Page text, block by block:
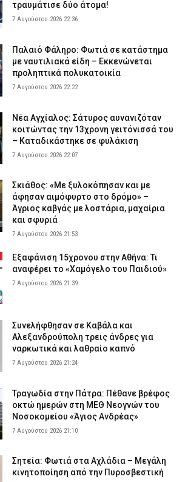
τραυμάτισε δύο άτομα!
7 Αυγούστου 2026 22:36
Παλαιό Φάληρο: Φωτιά σε κατάστημα
με ναυτιλιακά είδη – Εκκενώνεται
προληπτικά πολυκατοικία
7 Αυγούστου 2026 22:22
Νέα Αγχίαλος: Σάτυρος αυνανιζόταν
κοιτώντας την 13χρονη γειτόνισσά του
– Καταδικάστηκε σε φυλάκιση
7 Αυγούστου 2026 22:07
Σκιάθος: «Με ξυλοκόπησαν και με
άφησαν αιμόφυρτο στο δρόμο» –
Άγριος καβγάς με λοστάρια, μαχαίρια
και σφυριά
7 Αυγούστου 2026 21:53
Εξαφάνιση 15χρονου στην Αθήνα: Τι
αναφέρει το «Χαμόγελο του Παιδιού»
7 Αυγούστου 2026 21:39
Συνελήφθησαν σε Καβάλα και
Αλεξανδρούπολη τρεις άνδρες για
ναρκωτικά και λαθραίο καπνό
7 Αυγούστου 2026 21:24
Τραγωδία στην Πάτρα: Πέθανε βρέφος
οκτώ ημερών στη ΜΕΘ Νεογνών του
Νοσοκομείου «Άγιος Ανδρέας»
7 Αυγούστου 2026 21:10
Σητεία: Φωτιά στα Αχλάδια – Μεγάλη
κινητοποίηση από την Πυροσβεστική